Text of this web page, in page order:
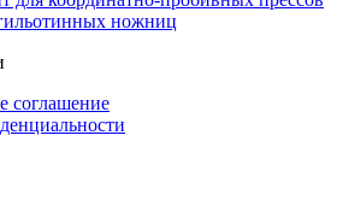
ножниц
соглашение